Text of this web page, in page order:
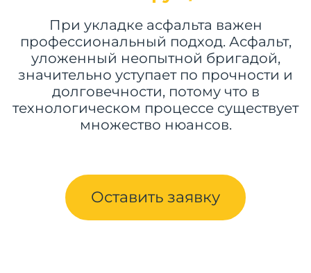
При укладке асфальта важен
профессиональный подход. Асфальт,
уложенный неопытной бригадой,
значительно уступает по прочности и
долговечности, потому что в
технологическом процессе существует
множество нюансов.
Оставить заявку